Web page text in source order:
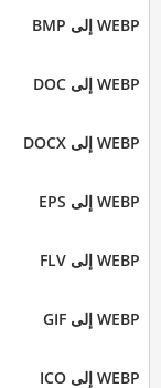
WEBP إلى BMP
WEBP إلى DOC
WEBP إلى DOCX
WEBP إلى EPS
WEBP إلى FLV
WEBP إلى GIF
WEBP إلى ICO